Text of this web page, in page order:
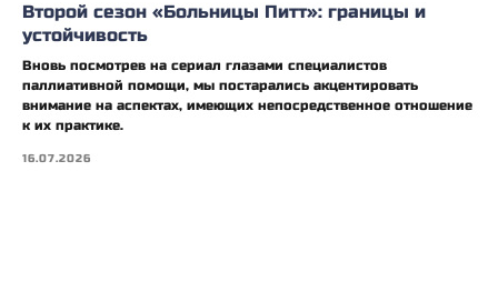
Второй сезон «Больницы Питт»: границы и
устойчивость
Вновь посмотрев на сериал глазами специалистов
паллиативной помощи, мы постарались акцентировать
внимание на аспектах, имеющих непосредственное отношение
к их практике.
16.07.2026